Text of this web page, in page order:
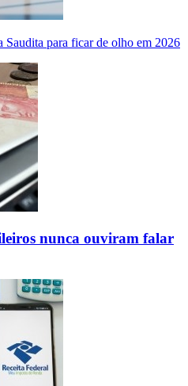
para ficar de olho em 2026
nunca ouviram falar